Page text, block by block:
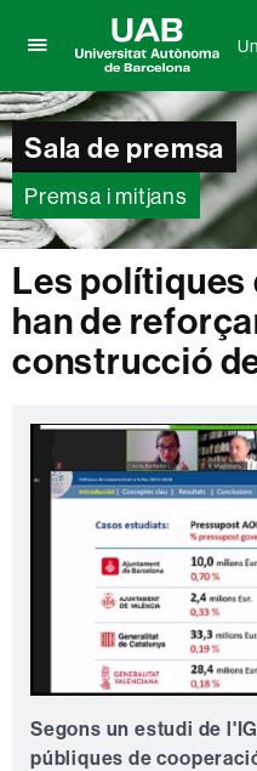
per
desplegar
el
menú
de
Universitat
Autònoma
Barcelona
Universitat
Autònoma
de
Sala de premsa
Premsa i mitjans
Les
han de
construcció
Segons un estudi de
públiques de